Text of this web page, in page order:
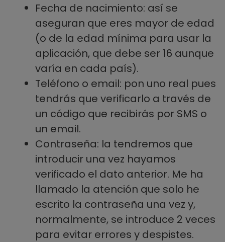
Fecha de nacimiento: así se
aseguran que eres mayor de edad
(o de la edad mínima para usar la
aplicación, que debe ser 16 aunque
varía en cada país).
Teléfono o email: pon uno real pues
tendrás que verificarlo a través de
un código que recibirás por SMS o
un email.
Contraseña: la tendremos que
introducir una vez hayamos
verificado el dato anterior. Me ha
llamado la atención que solo he
escrito la contraseña una vez y,
normalmente, se introduce 2 veces
para evitar errores y despistes.